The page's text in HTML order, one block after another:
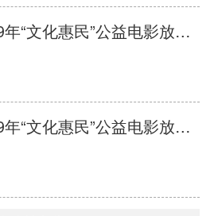
2019年“文化惠民”公益电影放映活动单次放映平台监管百分制考核表 日照
2019年“文化惠民”公益电影放映活动单次放映平台监管百分制考核表 青岛